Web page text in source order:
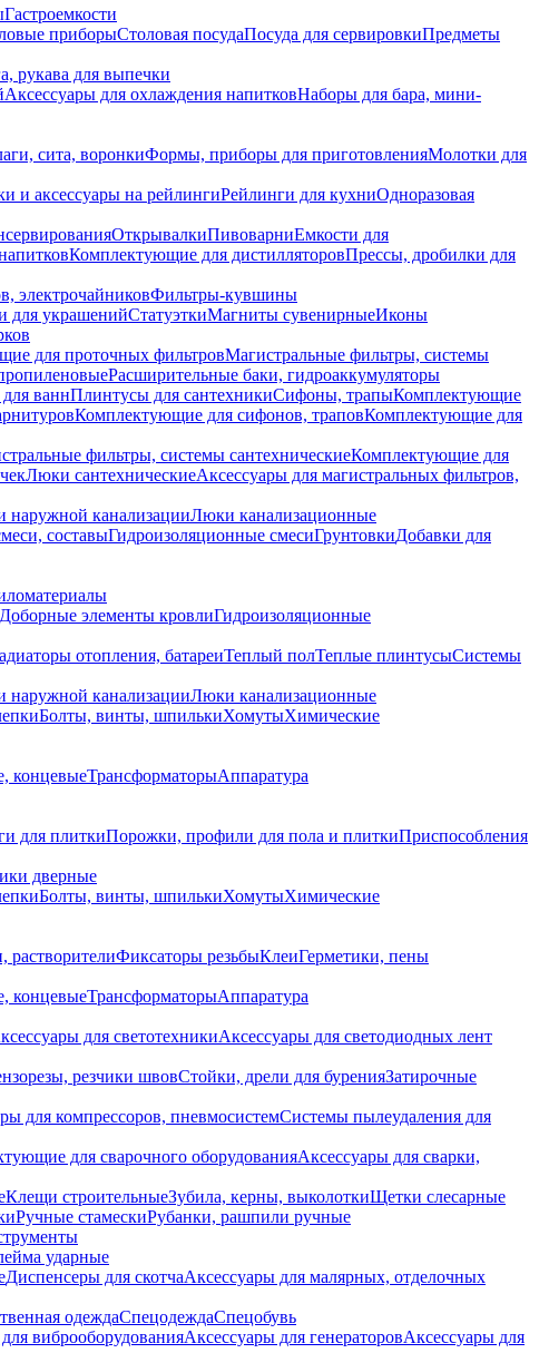
Гастроемкости
приборыСтоловая посудаПосуда для сервировкиПредметы
рукава для выпечки
Аксессуары для охлаждения напитковНаборы для бара, мини-
сита, воронкиФормы, приборы для приготовленияМолотки для
и аксессуары на рейлингиРейлинги для кухниОдноразовая
ОткрывалкиПивоварниЕмкости для
Комплектующие для дистилляторовПрессы, дробилки для
электрочайниковФильтры-кувшины
для украшенийСтатуэткиМагниты сувенирныеИконы
для проточных фильтровМагистральные фильтры, системы
Расширительные баки, гидроаккумуляторы
ваннПлинтусы для сантехникиСифоны, трапыКомплектующие
Комплектующие для сифонов, траповКомплектующие для
фильтры, системы сантехническиеКомплектующие для
Люки сантехническиеАксессуары для магистральных фильтров,
наружной канализацииЛюки канализационные
составыГидроизоляционные смесиГрунтовкиДобавки для
Доборные элементы кровлиГидроизоляционные
отопления, батареиТеплый полТеплые плинтусыСистемы
наружной канализацииЛюки канализационные
Болты, винты, шпилькиХомутыХимические
концевыеТрансформаторыАппаратура
для плиткиПорожки, профили для пола и плиткиПриспособления
дверные
Болты, винты, шпилькиХомутыХимические
растворителиФиксаторы резьбыКлеиГерметики, пены
концевыеТрансформаторыАппаратура
для светотехникиАксессуары для светодиодных лент
резчики швовСтойки, дрели для буренияЗатирочные
для компрессоров, пневмосистемСистемы пылеудаления для
для сварочного оборудованияАксессуары для сварки,
Клещи строительныеЗубила, керны, выколоткиЩетки слесарные
Ручные стамескиРубанки, рашпили ручные
ударные
Диспенсеры для скотчаАксессуары для малярных, отделочных
одеждаСпецодеждаСпецобувь
виброоборудованияАксессуары для генераторовАксессуары для